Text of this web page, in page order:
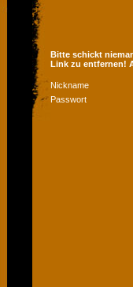
Bitte schickt
Link zu entfernen!
Nickname
Passwort